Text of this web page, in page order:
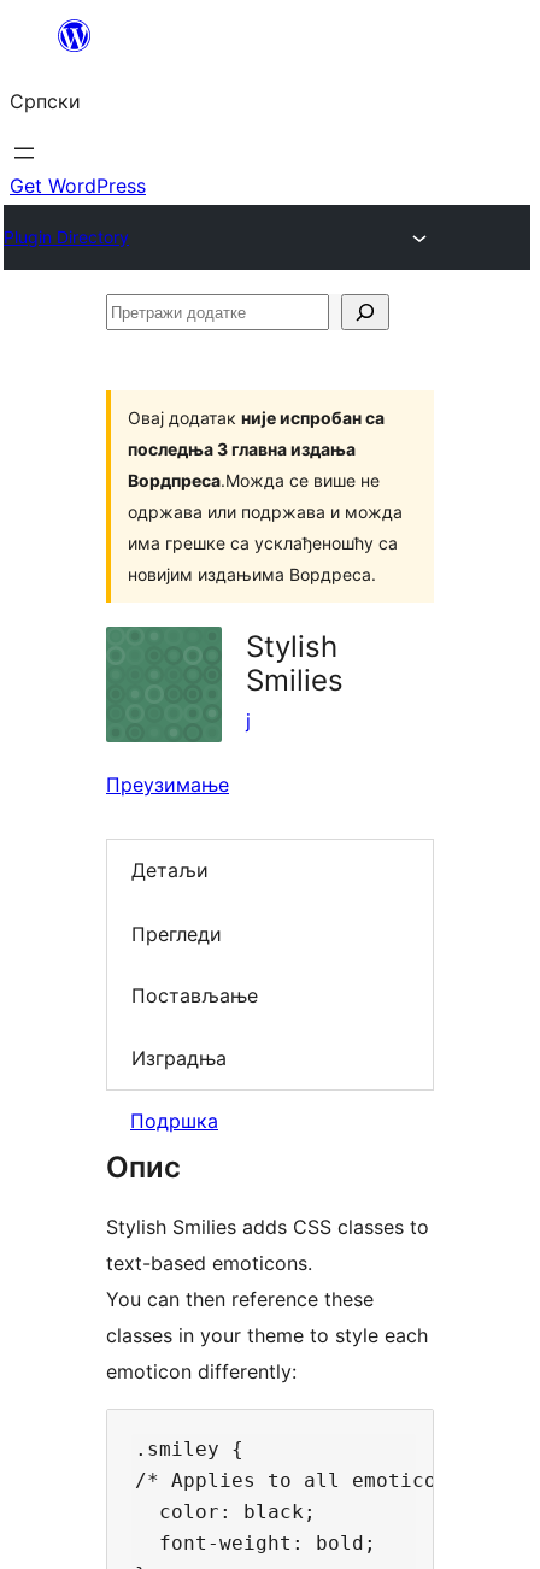
Скочи
садржај
Српски
Get WordPress
Plugin Directory
Претражи
Овај додатак није испробан са
последња 3 главна издања
Вордпреса.Можда се више не
одржава или подржава и можда
има грешке са усклађеношћу са
новијим издањима Вордреса.
Stylish
Smilies
j
Преузимање
Детаљи
Прегледи
Постављање
Изградња
Подршка
Опис
Stylish Smilies adds CSS classes to
text-based emoticons.
You can then reference these
classes in your theme to style each
emoticon differently:
.smiley {
/* Applies to all emoticons */
  color: black;
  font-weight: bold;